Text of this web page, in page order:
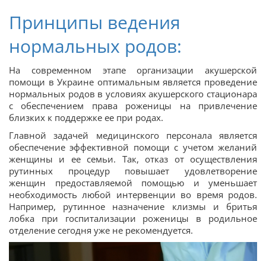
Принципы ведения
нормальных родов:
На современном этапе организации акушерской
помощи в Украине оптимальным является проведение
нормальных родов в условиях акушерского стационара
с обеспечением права роженицы на привлечение
близких к поддержке ее при родах.
Главной задачей медицинского персонала является
обеспечение эффективной помощи с учетом желаний
женщины и ее семьи. Так, отказ от осуществления
рутинных процедур повышает удовлетворение
женщин предоставляемой помощью и уменьшает
необходимость любой интервенции во время родов.
Например, рутинное назначение клизмы и бритья
лобка при госпитализации роженицы в родильное
отделение сегодня уже не рекомендуется.